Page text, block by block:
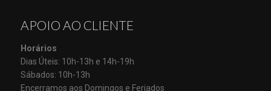
APOIO AO CLIENTE
Horários
Dias Úteis: 10h-13h e 14h-19h
Sábados: 10h-13h
Encerramos aos Domingos e Feriados